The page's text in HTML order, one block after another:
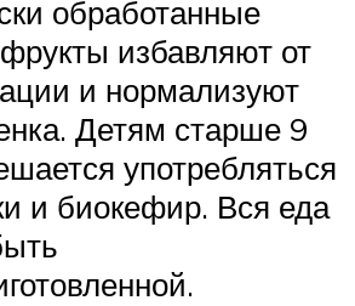
обработанные
избавляют от
и нормализуют
Детям старше 9
употребляться
и биокефир. Вся еда